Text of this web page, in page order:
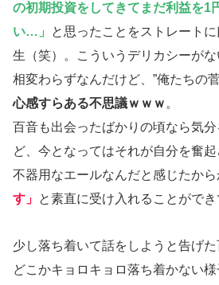
の初期投資をしてきてまだ利益を1
い…」
と思ったことをストレート
生（笑）。こういうデリカシーが
相変わらずなんだけど、”俺たちの
心感すらある不思議ｗｗｗ 。
百音も出会ったばかりの頃なら気
ど、今となってはそれが自分を奮
不器用なエールなんだと感じたから
す」 と素直に受け入れることができ
少し落ち着いて話をしようと告げ
どこかキョロキョロ落ち着かない